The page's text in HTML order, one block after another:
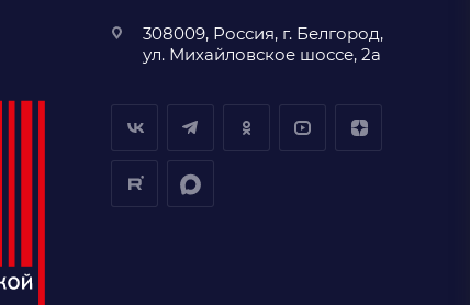
308009, Россия, г. Белгород,
ул. Михайловское шоссе, 2а